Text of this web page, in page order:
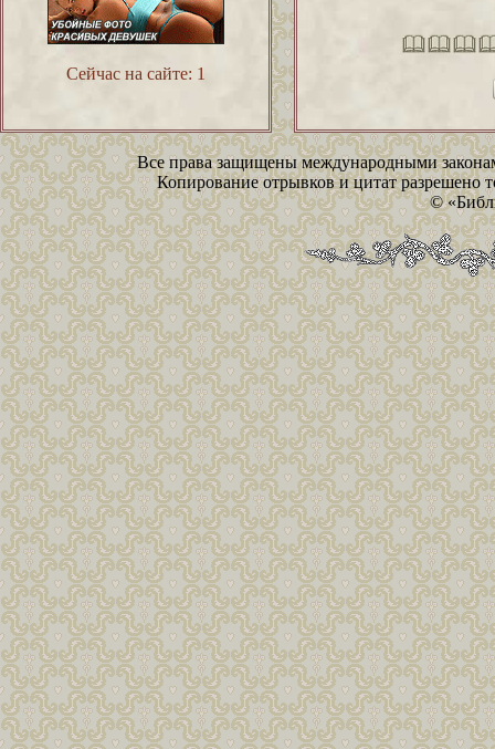
Сейчас на сайте: 1
Все права защищены международными
Копирование отрывков и цитат разрешено
©